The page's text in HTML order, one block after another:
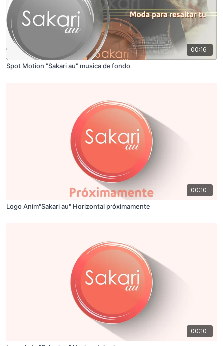
00:16
Spot Motion "Sakari au" musica de fondo
00:10
Logo Anim"Sakari au" Horizontal próximamente
00:10